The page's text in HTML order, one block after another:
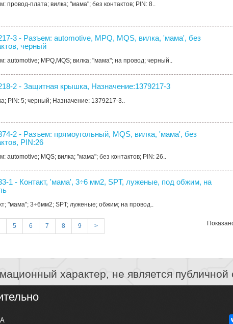
провод-плата; вилка; "мама"; без контактов; PIN: 8..
3 - Разъем: automotive, MPQ, MQS, вилка, 'мама', без
черный
automotive; MPQ,MQS; вилка; "мама"; на провод; черный..
2 - Защитная крышка, Назначение:1379217-3
PIN: 5; черный; Назначение: 1379217-3..
2 - Разъем: прямоугольный, MQS, вилка, 'мама', без
PIN:26
automotive; MQS; вилка; "мама"; без контактов; PIN: 26..
1 - Контакт, 'мама', 3÷6 мм2, SPT, луженые, под обжим, на
"мама"; 3÷6мм2; SPT; луженые; обжим; на провод..
5 6 7 8 9 >
характер, не является публичной